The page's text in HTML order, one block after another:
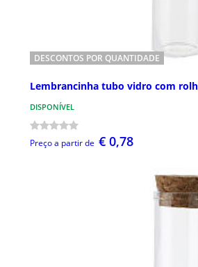
DESCONTOS POR QUANTIDADE
Lembrancinha tubo vidro com
DISPONÍVEL
Preço a partir de € 0,78